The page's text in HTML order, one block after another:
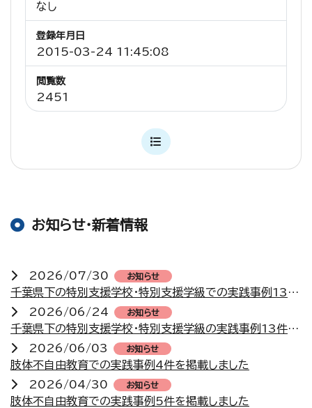
なし
登録年月日
2015-03-24 11:45:08
閲覧数
2451
お知らせ・新着情報
2026/07/30 お知らせ
千葉県下の特別支援学校・特別支援学級での実践事例13件を掲載しました
2026/06/24
お知らせ
千葉県下の特別支援学校・特別支援学級の実践事例13件を掲載しました
2026/06/03
お知らせ
肢体不自由教育での実践事例4件を掲載しました
2026/04/30
お知らせ
肢体不自由教育での実践事例5件を掲載しました